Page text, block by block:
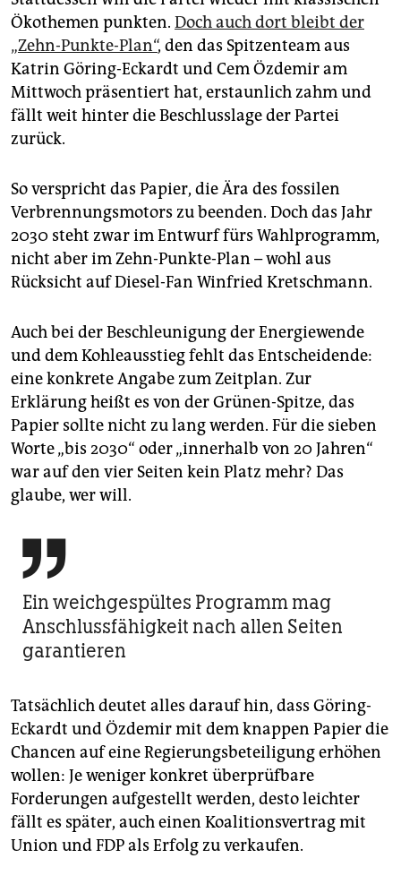
Ökothemen punkten. Doch auch dort bleibt der
„Zehn-Punkte-Plan“, den das Spitzenteam aus
Katrin Göring-Eckardt und Cem Özdemir am
Mittwoch präsentiert hat, erstaunlich zahm und
fällt weit hinter die Beschlusslage der Partei
zurück.
So verspricht das Papier, die Ära des fossilen
Verbrennungsmotors zu beenden. Doch das Jahr
2030 steht zwar im Entwurf fürs Wahlprogramm,
nicht aber im Zehn-Punkte-Plan – wohl aus
Rücksicht auf Diesel-Fan Winfried Kretschmann.
Auch bei der Beschleunigung der Energiewende
und dem Kohleausstieg fehlt das Entscheidende:
eine konkrete Angabe zum Zeitplan. Zur
Erklärung heißt es von der Grünen-Spitze, das
Papier sollte nicht zu lang werden. Für die sieben
Worte „bis 2030“ oder „innerhalb von 20 Jahren“
war auf den vier Seiten kein Platz mehr? Das
glaube, wer will.

Ein weichgespültes Programm mag
Anschlussfähigkeit nach allen Seiten
garantieren
Tatsächlich deutet alles darauf hin, dass Göring-
Eckardt und Özdemir mit dem knappen Papier die
Chancen auf eine Regierungsbeteiligung erhöhen
wollen: Je weniger konkret überprüfbare
Forderungen aufgestellt werden, desto leichter
fällt es später, auch einen Koalitionsvertrag mit
Union und FDP als Erfolg zu verkaufen.